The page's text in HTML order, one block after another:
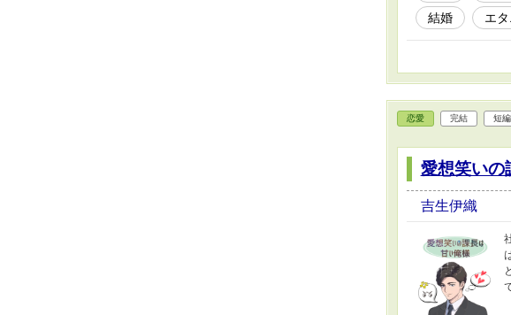
結婚
エ
恋愛 完結 短編
愛想笑いの
吉生伊織